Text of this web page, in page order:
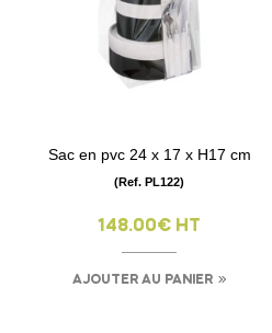
Sac en pvc 24 x 17 x H17 cm
(Ref. PL122)
148.00€ HT
AJOUTER AU PANIER